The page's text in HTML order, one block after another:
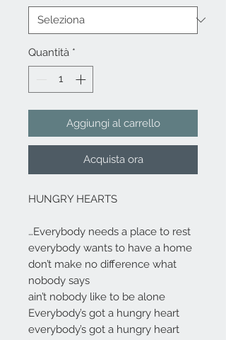
Quantità *
Aggiungi al carrello
Acquista ora
HUNGRY HEARTS
…Everybody needs a place to rest
everybody wants to have a home
don’t make no difference what
nobody says
ain’t nobody like to be alone
Everybody’s got a hungry heart
everybody’s got a hungry heart